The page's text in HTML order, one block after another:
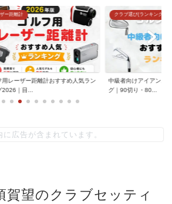
ー距離計
用レーザー距離計おすすめ人気ラン
2026｜目...
クラブ選び(ランキング)
中級者向けアイアンお
グ｜90切り・80...
に広告が含まれています。
賀望のクラブセッティ